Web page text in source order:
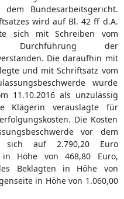
dem Bundesarbeitsgericht.
wird auf Bl. 42 ff d.A.
sich mit Schreiben vom
der
Die daraufhin mit
und mit Schriftsatz vom
wurde
11.10.2016 als unzulässig
Klägerin verauslagte für
Die Kosten
vor dem
sich auf 2.790,20 Euro
in Höhe von 468,80 Euro,
Beklagten in Höhe von
in Höhe von 1.060,00